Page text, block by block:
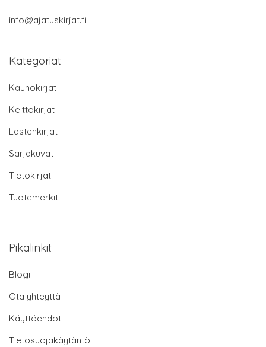
info@ajatuskirjat.fi
Kategoriat
Kaunokirjat
Keittokirjat
Lastenkirjat
Sarjakuvat
Tietokirjat
Tuotemerkit
Pikalinkit
Blogi
Ota yhteyttä
Käyttöehdot
Tietosuojakäytäntö